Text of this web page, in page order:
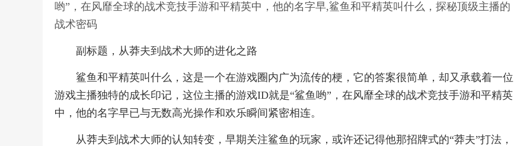
哟”，在风靡全球的战术竞技手游和平精英中，他的名字早,鲨鱼和平精英叫什么，探秘顶级主播的
战术密码
副标题，从莽夫到战术大师的进化之路
鲨鱼和平精英叫什么，这是一个在游戏圈内广为流传的梗，它的答案很简单，却又承载着一位
游戏主播独特的成长印记，这位主播的游戏ID就是“鲨鱼哟”，在风靡全球的战术竞技手游和平精英
中，他的名字早已与无数高光操作和欢乐瞬间紧密相连。
从莽夫到战术大师的认知转变，早期关注鲨鱼的玩家，或许还记得他那招牌式的“莽夫”打法，